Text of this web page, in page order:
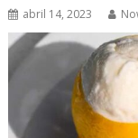
abril 14, 2023